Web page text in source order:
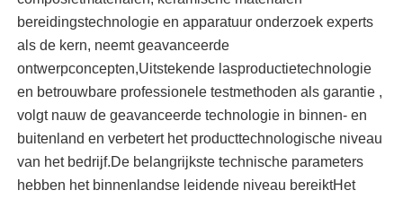
Oven op hoge temperatuur
Industriële warmwaterketel
Gasverwarming
Nominale
verwarmingsspanning (V)
Volgens het ontwerp,
configureer de
transformator
Vacuümgrens (Pa)
40 (vacuümkoud)
bereidingstechnologie en apparatuur onderzoek experts
als de kern, neemt geavanceerde
ontwerpconcepten,Uitstekende lasproductietechnologie
en betrouwbare professionele testmethoden als garantie ,
volgt nauw de geavanceerde technologie in binnen- en
buitenland en verbetert het producttechnologische niveau
van het bedrijf.De belangrijkste technische parameters
hebben het binnenlandse leidende niveau bereiktHet